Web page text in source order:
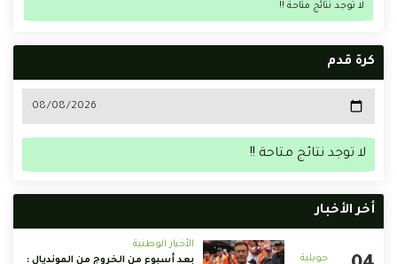
لا توجد نتائج متاحة !!
كرة قدم
لا توجد نتائج متاحة !!
أخر الأخبار
الأخبار الوطنية
بعد أسبوع من الخروج من المونديال :